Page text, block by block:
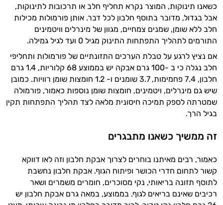
כשאנו תינוקות, המוצר נקרא תחליף חלב או תרכובות לתינוקות,
אבל בגדול, מדובר בתוסף חלבון לכל דבר. אותן פורמולות מכילות
חלב ללא שומן, שמנים צמחיים, מגוון של מינרלים וויטמינים
התורמים לתהליך התפתחות התינוק מגיל 0 ועד לגיל גמילה.
אם נציץ לרגע על טבלת הערכים התזונתיים של פורמולות ותחליפי
חלב נגלה כי ב -100 גרם אבקה יש בממוצע 68 קלוריות, 1.4 גרם
חלבון, 7.4 פחמימות, 3.7 שומנים ו- 1.2 חומצות שומן רוויות. כמובן
שיש גם מינרלים, ויטמינים, חומצות שומן נוספות כאמור, פורמולה
שמטרתה לספק תמיכה חיסונית מלאה לצד תהליך התפתחות תקין
בגיל הרך.
זה ממשיך כשאנו מתבגרים
כאמור, רבים מאיתנו בוחרים לצרוך אבקת חלבון וזה לאו דווקא
קשור לתחום חדרי הכושר ופיתוח הגוף. אבקת חלבון נחשבת
לתוסף תזונה בריאותי, נקי מסוכרים, חומרים משמרים ושאר
רכיבים שאינם בריאים לגוף. בממוצע, במאה גרם אבקת חלבון יש